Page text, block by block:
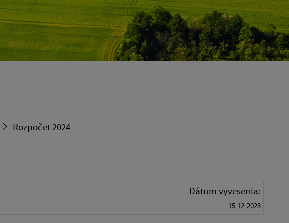
Rozpočet 2024
Dátum vyvesenia:
15.12.2023